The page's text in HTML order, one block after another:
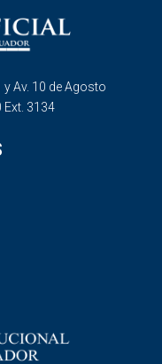
Av. 10 de Agosto
Ext. 3134